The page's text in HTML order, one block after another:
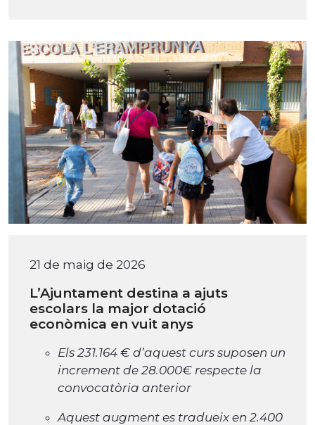
21 de maig de 2026
L’Ajuntament destina a ajuts
escolars la major dotació
econòmica en vuit anys
Els 231.164 € d’aquest curs suposen un
increment de 28.000€ respecte la
convocatòria anterior
Aquest augment es tradueix en 2.400